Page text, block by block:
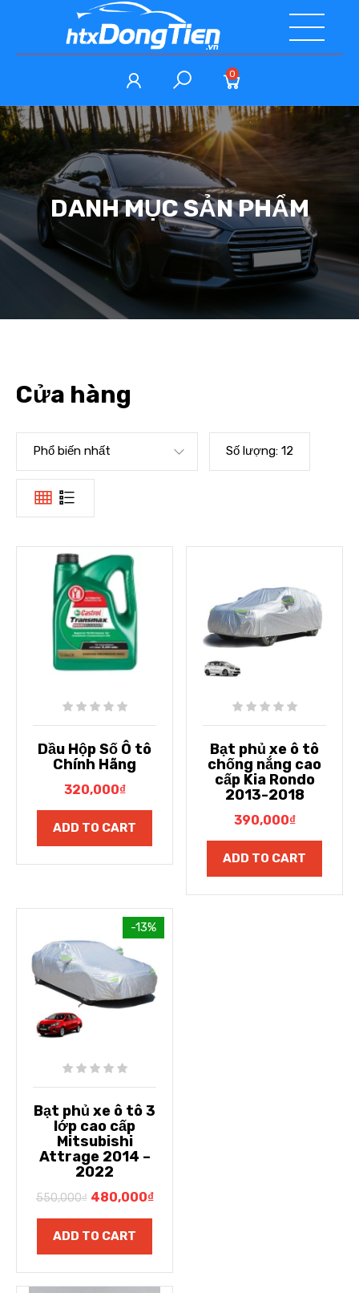
0
DANH MỤC SẢN PHẨM
Cửa hàng
Phổ biến nhất Số lượng: 12
Dầu Hộp Số Ô tô
Chính Hãng
320,000₫
ADD TO CART
Bạt phủ xe ô tô
chống nắng cao
cấp Kia Rondo
2013-2018
390,000₫
ADD TO CART
-13%
Bạt phủ xe ô tô 3
lớp cao cấp
Mitsubishi
Attrage 2014 –
2022
550,000₫ 480,000₫
ADD TO CART